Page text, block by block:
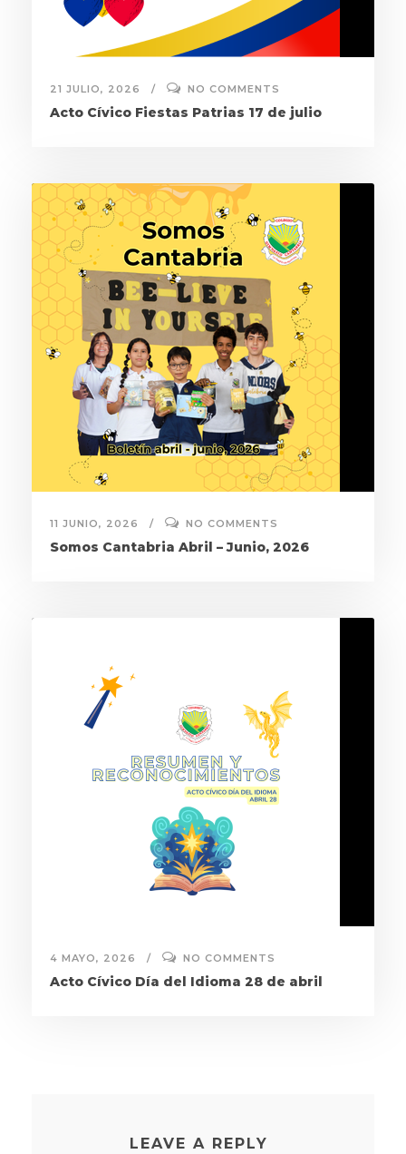
21 JULIO, 2026 NO COMMENTS
Acto Cívico Fiestas Patrias 17 de julio
11 JUNIO, 2026 NO COMMENTS
Somos Cantabria Abril – Junio, 2026
4 MAYO, 2026 NO COMMENTS
Acto Cívico Día del Idioma 28 de abril
LEAVE A REPLY